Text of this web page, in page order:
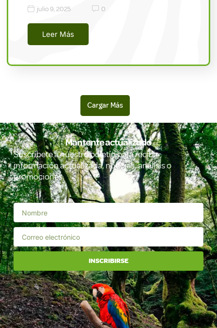
julio 9, 2025
0
Leer Más
Mantente actualizado
Suscríbete a nuestro boletín para recibir
información actualizada, noticias, análisis o
promociones.
INSCRIBIRSE